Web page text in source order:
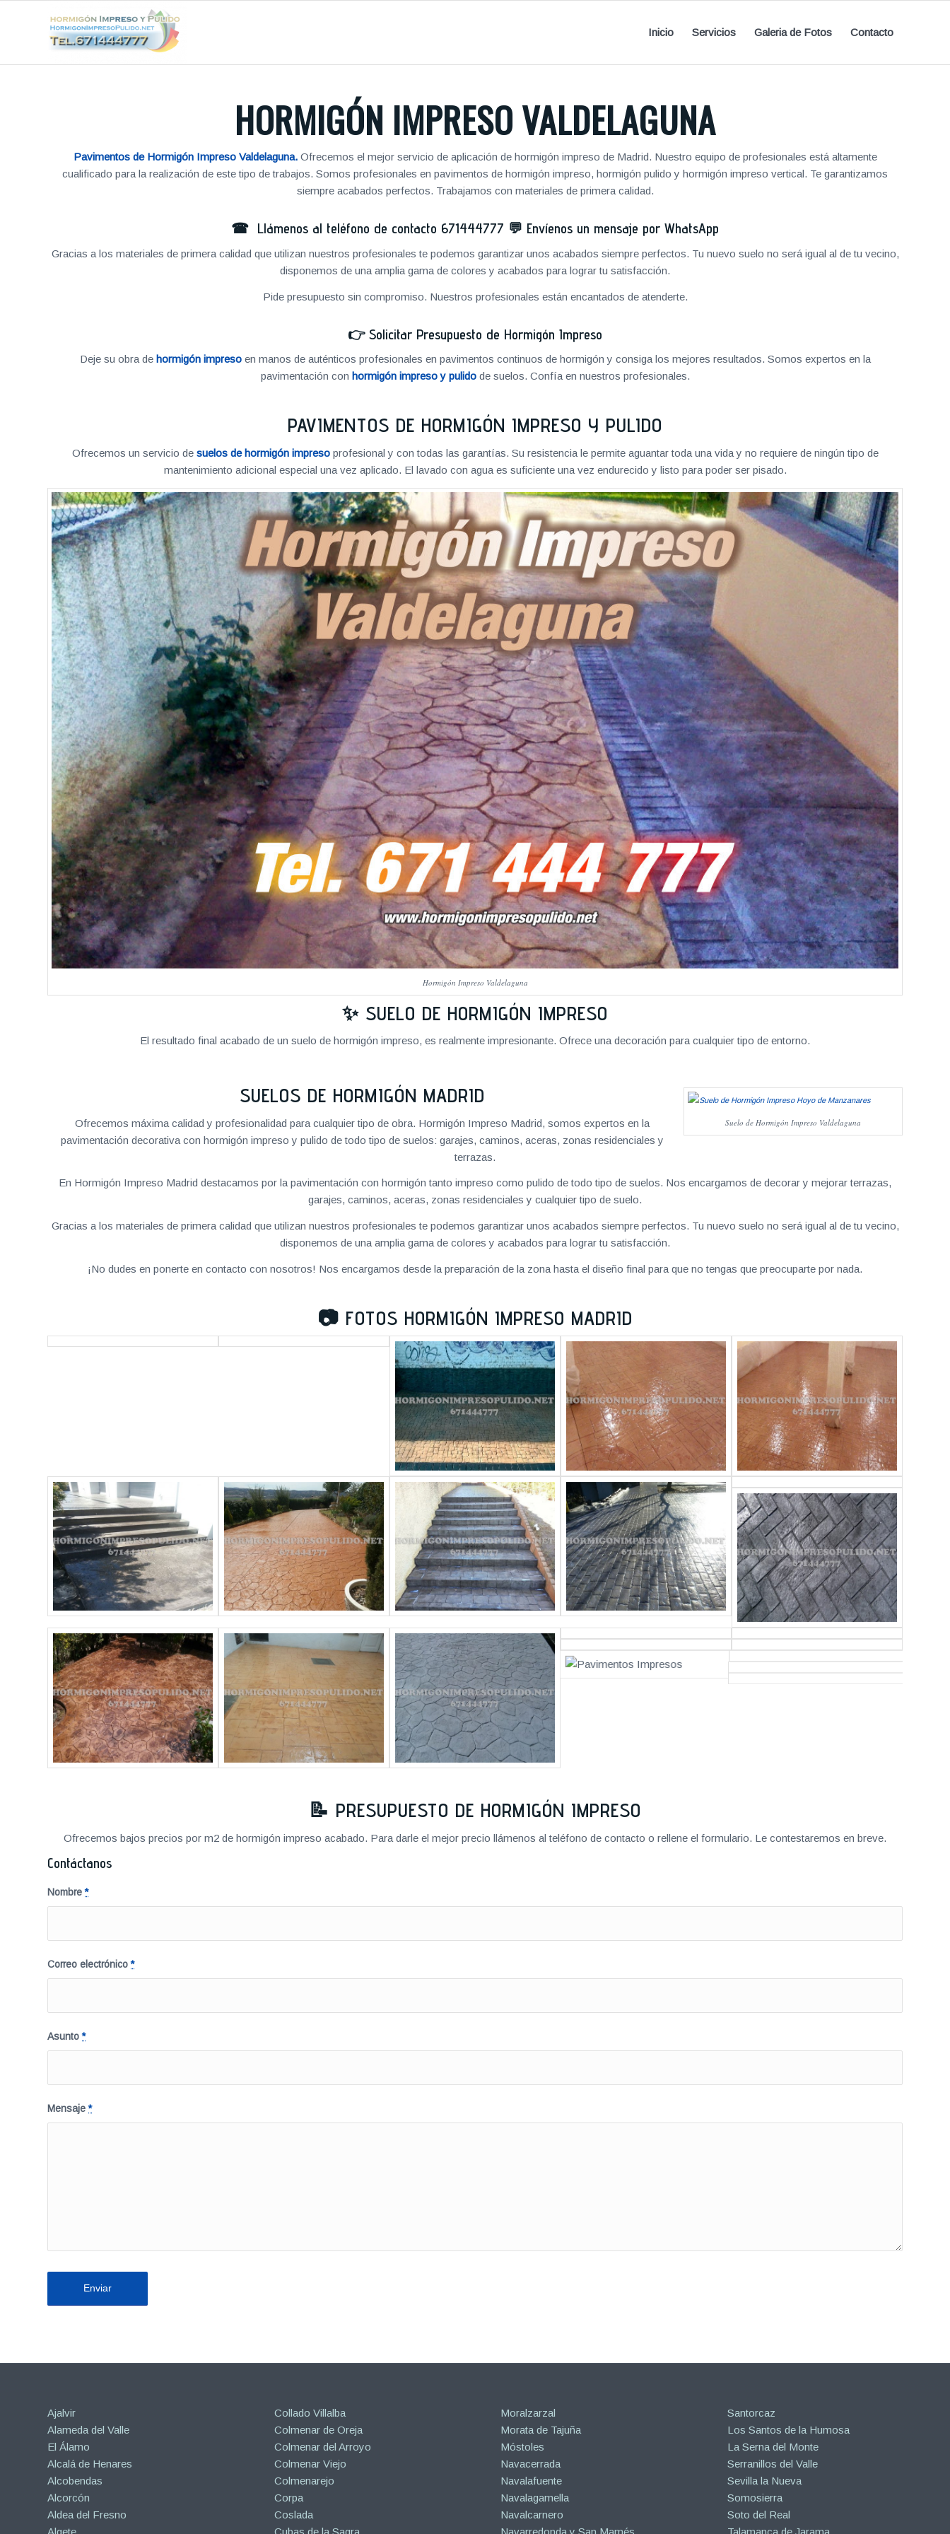
Inicio Servicios Galeria de Fotos Contacto
HORMIGÓN IMPRESO VALDELAGUNA
Pavimentos de Hormigón Impreso Valdelaguna. Ofrecemos el mejor servicio de aplicación de hormigón impreso de Madrid. Nuestro equipo de profesionales está altamente
cualificado para la realización de este tipo de trabajos. Somos profesionales en pavimentos de hormigón impreso, hormigón pulido y hormigón impreso vertical. Te garantizamos
siempre acabados perfectos. Trabajamos con materiales de primera calidad.
☎ Llámenos al teléfono de contacto 671444777 💬 Envíenos un mensaje por WhatsApp
Gracias a los materiales de primera calidad que utilizan nuestros profesionales te podemos garantizar unos acabados siempre perfectos. Tu nuevo suelo no será igual al de tu vecino,
disponemos de una amplia gama de colores y acabados para lograr tu satisfacción.
Pide presupuesto sin compromiso. Nuestros profesionales están encantados de atenderte.
👉 Solicitar Presupuesto de Hormigón Impreso
Deje su obra de hormigón impresoen manos de auténticos profesionales en pavimentos continuos de hormigón y consiga los mejores resultados. Somos expertos en la
pavimentación con hormigón impreso y pulidode suelos. Confía en nuestros profesionales.
PAVIMENTOS DE HORMIGÓN IMPRESO Y PULIDO
Ofrecemos un servicio de suelos de hormigón impresoprofesional y con todas las garantías. Su resistencia le permite aguantar toda una vida y no requiere de ningún tipo de
mantenimiento adicional especial una vez aplicado. El lavado con agua es suficiente una vez endurecido y listo para poder ser pisado.
Hormigón Impreso Valdelaguna
✨ SUELO DE HORMIGÓN IMPRESO
El resultado final acabado de un suelo de hormigón impreso, es realmente impresionante. Ofrece una decoración para cualquier tipo de entorno.
Suelo de Hormigón Impreso Valdelaguna
SUELOS DE HORMIGÓN MADRID
Ofrecemos máxima calidad y profesionalidad para cualquier tipo de obra. Hormigón Impreso Madrid, somos expertos en la
pavimentación decorativa con hormigón impreso y pulido de todo tipo de suelos: garajes, caminos, aceras, zonas residenciales y
terrazas.
En Hormigón Impreso Madrid destacamos por la pavimentación con hormigón tanto impreso como pulido de todo tipo de suelos. Nos encargamos de decorar y mejorar terrazas,
garajes, caminos, aceras, zonas residenciales y cualquier tipo de suelo.
Gracias a los materiales de primera calidad que utilizan nuestros profesionales te podemos garantizar unos acabados siempre perfectos. Tu nuevo suelo no será igual al de tu vecino,
disponemos de una amplia gama de colores y acabados para lograr tu satisfacción.
¡No dudes en ponerte en contacto con nosotros! Nos encargamos desde la preparación de la zona hasta el diseño final para que no tengas que preocuparte por nada.
📷 FOTOS HORMIGÓN IMPRESO MADRID
📝 PRESUPUESTO DE HORMIGÓN IMPRESO
Ofrecemos bajos precios por m2 de hormigón impreso acabado. Para darle el mejor precio llámenos al teléfono de contacto o rellene el formulario. Le contestaremos en breve.
Contáctanos
Nombre*
Correo electrónico*
Asunto*
Mensaje*
Ajalvir
Alameda del Valle
El Álamo
Alcalá de Henares
Alcobendas
Alcorcón
Aldea del Fresno
Algete
Collado Villalba
Colmenar de Oreja
Colmenar del Arroyo
Colmenar Viejo
Colmenarejo
Corpa
Coslada
Cubas de la Sagra
Moralzarzal
Morata de Tajuña
Móstoles
Navacerrada
Navalafuente
Navalagamella
Navalcarnero
Navarredonda y San Mamés
Santorcaz
Los Santos de la Humosa
La Serna del Monte
Serranillos del Valle
Sevilla la Nueva
Somosierra
Soto del Real
Talamanca de Jarama